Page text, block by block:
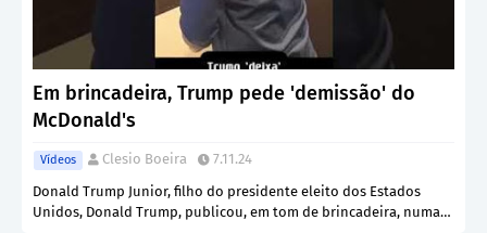
Em brincadeira, Trump pede 'demissão' do
McDonald's
Vídeos Clesio Boeira
7.11.24
Donald Trump Junior, filho do presidente eleito dos Estados
Unidos, Donald Trump, publicou, em tom de brincadeira, numa…